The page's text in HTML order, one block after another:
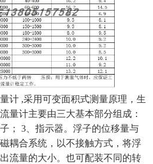
计 ,采用可变面积式测量原理，生
量计主要由三大基本部分组成：
； 3、指示器。浮子的位移量与
耦合系统，以不接触方式，将浮
流量的大小。也可配装不同的转